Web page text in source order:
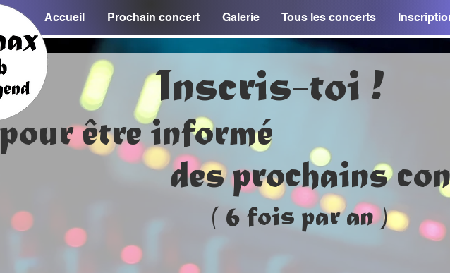
Accueil Prochain concert Galerie Tous les concerts
Inscris-toi !
des prochains
pour être informé
( 6 fois par an )